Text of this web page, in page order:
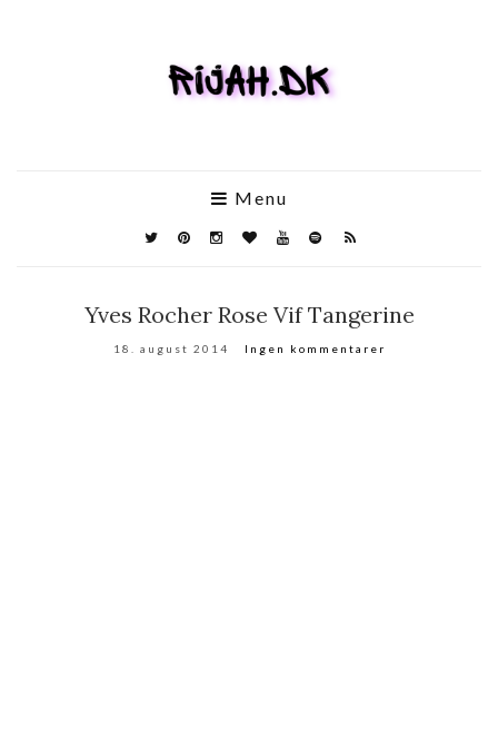
Menu
Yves Rocher Rose Vif Tangerine
18. august 2014 Ingen kommentarer